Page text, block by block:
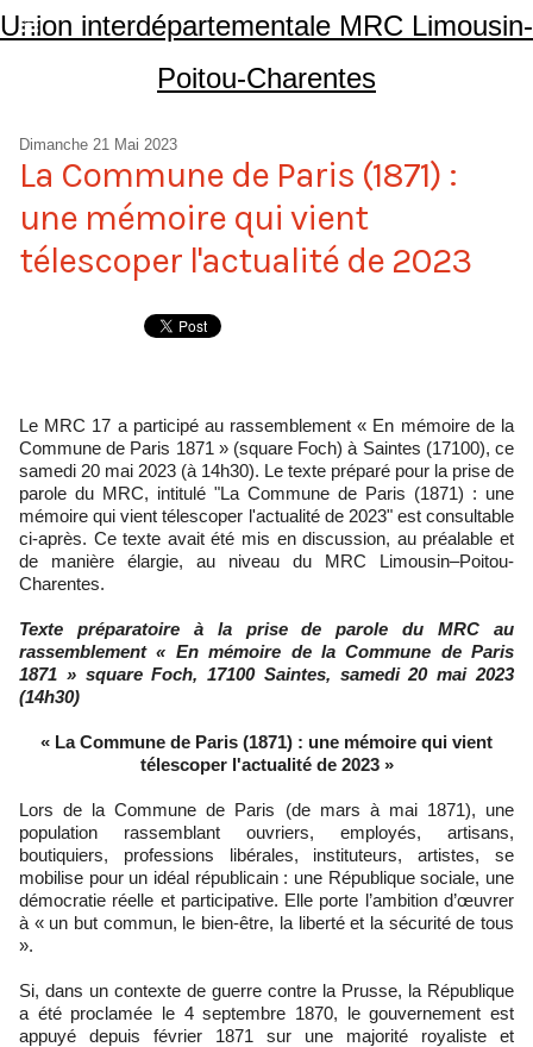
Union interdépartementale MRC Limousin-
Poitou-Charentes
Dimanche 21 Mai 2023
La Commune de Paris (1871) :
une mémoire qui vient
télescoper l'actualité de 2023
Le MRC 17 a participé au rassemblement « En mémoire de la
Commune de Paris 1871 » (square Foch) à Saintes (17100), ce
samedi 20 mai 2023 (à 14h30). Le texte préparé pour la prise de
parole du MRC, intitulé "La Commune de Paris (1871) : une
mémoire qui vient télescoper l'actualité de 2023" est consultable
ci-après. Ce texte avait été mis en discussion, au préalable et
de manière élargie, au niveau du MRC Limousin–Poitou-
Charentes.
Texte préparatoire à la prise de parole du MRC au
rassemblement « En mémoire de la Commune de Paris
1871 » square Foch, 17100 Saintes, samedi 20 mai 2023
(14h30)
« La Commune de Paris (1871) : une mémoire qui vient
télescoper l'actualité de 2023 »
Lors de la Commune de Paris (de mars à mai 1871), une
population rassemblant ouvriers, employés, artisans,
boutiquiers, professions libérales, instituteurs, artistes, se
mobilise pour un idéal républicain : une République sociale, une
démocratie réelle et participative. Elle porte l’ambition d’œuvrer
à « un but commun, le bien-être, la liberté et la sécurité de tous
».
Si, dans un contexte de guerre contre la Prusse, la République
a été proclamée le 4 septembre 1870, le gouvernement est
appuyé depuis février 1871 sur une majorité royaliste et